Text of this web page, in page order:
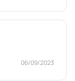
06/09/2023